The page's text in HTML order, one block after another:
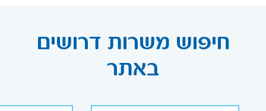
חיפוש משרות דרושים
באתר